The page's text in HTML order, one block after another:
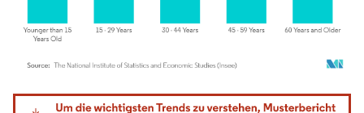
Bild © Mordor Intelligence. Wiederverwendung erfordert Namensnennung gemäß